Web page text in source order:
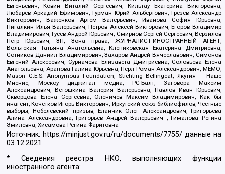
Евгеньевич, Ковин Виталий Сергеевич, Кильтау Екатерина Викторовна,
Любарев Аркадий Ефимович, Гурман Юрий Альбертович, Грезев Александр
Викторович, Важенков Артем Валерьевич, Иванова София Юрьевна,
Пигалкин Илья Валерьевич, Петров Алексей Викторович, Егоров Владимир
Владимирович, Гусев Андрей Юрьевич, Смирнов Сергей Сергеевич, Верзилов
Петр Юрьевич, ЗП, Зона права, ЖУРНАЛИСТ-ИНОСТРАННЫЙ АГЕНТ,
Вольтская Татьяна Анатольевна, Клепиковская Екатерина Дмитриевна,
Сотников Даниил Владимирович, Захаров Андрей Вячеславович, Симонов
Евгений Алексеевич, Сурначева Елизавета Дмитриевна, Соловьева Елена
Анатольевна, Арапова Галина Юрьевна, Перл Роман Александрович, МЕМО,
Mason G.E.S. Anonymous Foundation, Stichting Bellingcat, Якутия – Наше
Мнение, Москоу диджитал медиа, РС-Балт, Заговора Максим
Александрович, Ветошкина Валерия Валерьевна, Павлов Иван Юрьевич,
Скворцова Елена Сергеевна, Оленичев Максим Владимирович, Как бы
инагент, Кочетков Игорь Викторович, Иркутский союз библиофилов, Честные
выборы, Нобелевский призыв, Еланчик Олег Александрович, Григорьева
Алина Александровна, Григорьев Андрей Валерьевич , Гималова Регина
Эмилевна, Хисамова Регина Фаритовна
Источник: https://minjust.gov.ru/ru/documents/7755/ данные на
03.12.2021
* Сведения реестра НКО, выполняющих функции
иностранного агента: